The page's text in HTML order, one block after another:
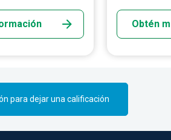
esfuerzan por
marinas como
porque en realidad
Obtén
para dejar una calificación